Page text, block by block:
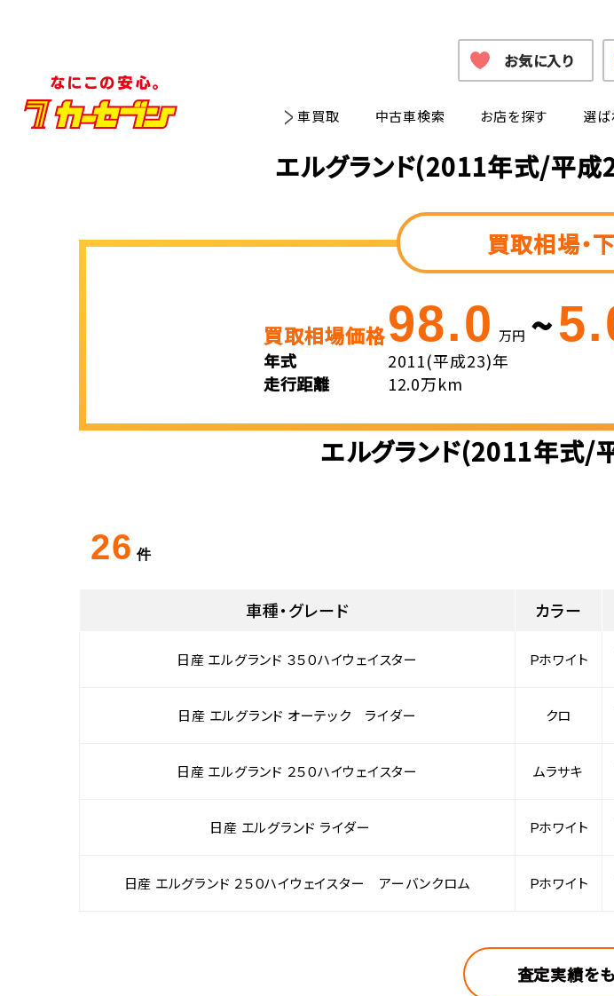
車買取 中古車検索 お店を探す 選ば
お気に入り
エルグランド(2011年式/平
買取相場・
買取相場価格98.0 万円 ~
年式
2011(平成23)年
走行距離
12.0万km
エルグランド(2011年式/
26 件
車種・グレード カラー
日産 エルグランド ３５０ハイウェイスター Ｐホワイト
日産 エルグランド オーテック ライダー クロ
日産 エルグランド ２５０ハイウェイスター ムラサキ
日産 エルグランド ライダー Ｐホワイト
日産 エルグランド ２５０ハイウェイスター アーバンクロム Ｐホワイト
査定実績を